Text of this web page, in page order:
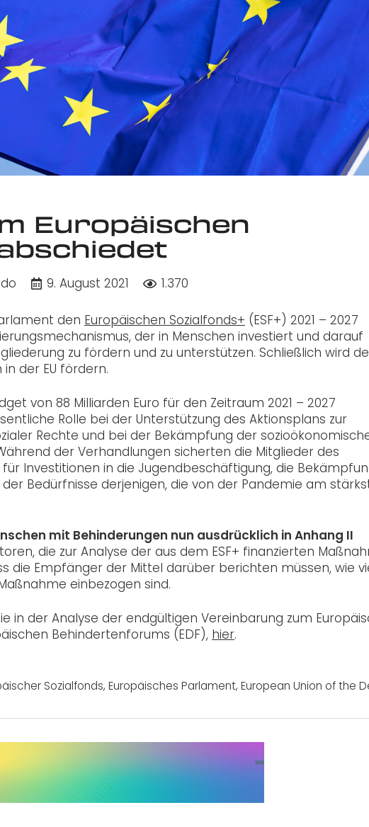
Europäischen
9. August 2021 1.370
den Europäischen Sozialfonds+ (ESF+) 2021 – 2027
der in Menschen investiert und darauf
zu fördern und zu unterstützen. Schließlich wird
der EU fördern.
von 88 Milliarden Euro für den Zeitraum 2021 – 2027
Rolle bei der Unterstützung des Aktionsplans zur
Rechte und bei der Bekämpfung der
der Verhandlungen sicherten die Mitglieder des
Investitionen in die Jugendbeschäftigung, die
Bedürfnisse derjenigen, die von der Pandemie am
mit Behinderungen nun ausdrücklich in Anhang II
die zur Analyse der aus dem ESF+ finanzierten
die Empfänger der Mittel darüber berichten müssen, wie
einbezogen sind.
in der Analyse der endgültigen Vereinbarung zum
Behindertenforums (EDF), hier.
Sozialfonds, Europäisches Parlament, European Union of the